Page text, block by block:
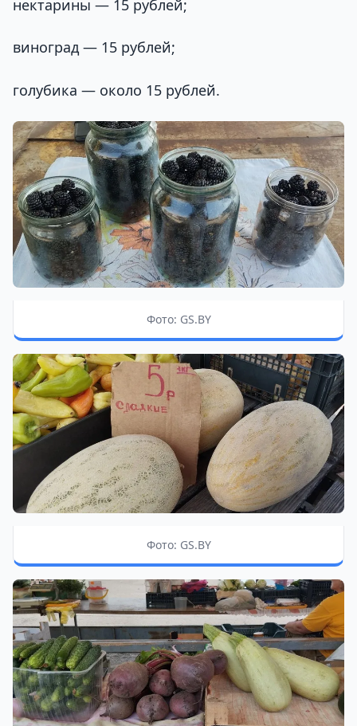
нектарины — 15 рублей;
виноград — 15 рублей;
голубика — около 15 рублей.
Фото: GS.BY
Фото: GS.BY